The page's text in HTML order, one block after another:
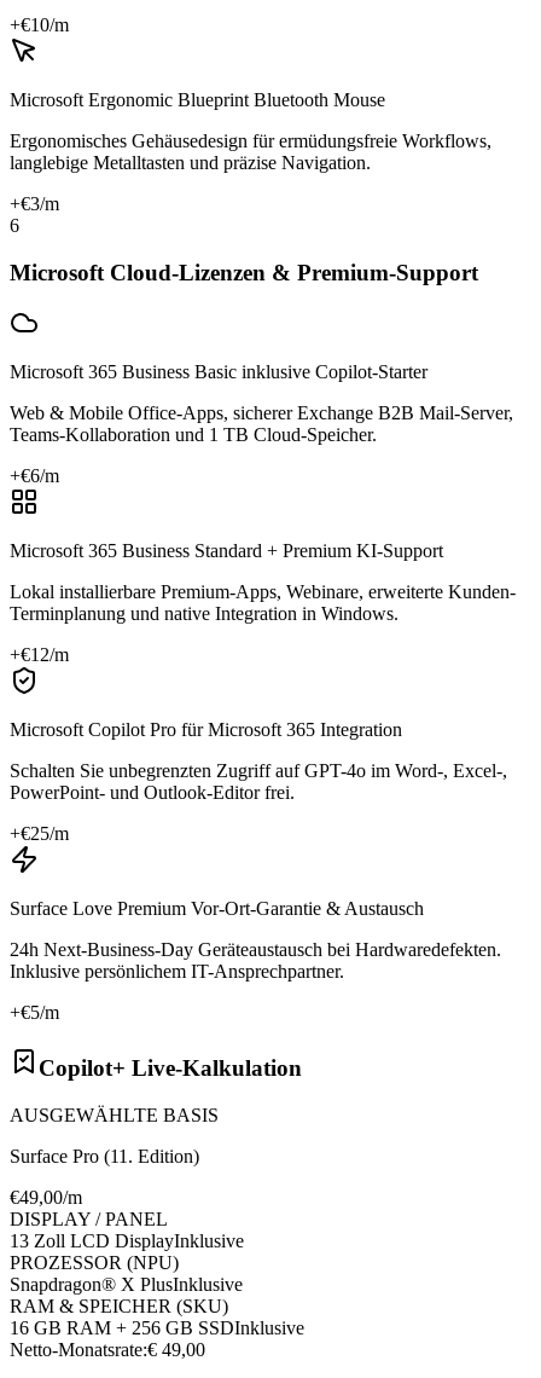
+€10/m
Microsoft Ergonomic Blueprint Bluetooth Mouse
Ergonomisches Gehäusedesign für ermüdungsfreie Workflows,
langlebige Metalltasten und präzise Navigation.
+€3/m
6
Microsoft Cloud-Lizenzen & Premium-Support
Microsoft 365 Business Basic inklusive Copilot-Starter
Web & Mobile Office-Apps, sicherer Exchange B2B Mail-Server,
Teams-Kollaboration und 1 TB Cloud-Speicher.
+€6/m
Microsoft 365 Business Standard + Premium KI-Support
Lokal installierbare Premium-Apps, Webinare, erweiterte Kunden-
Terminplanung und native Integration in Windows.
+€12/m
Microsoft Copilot Pro für Microsoft 365 Integration
Schalten Sie unbegrenzten Zugriff auf GPT-4o im Word-, Excel-,
PowerPoint- und Outlook-Editor frei.
+€25/m
Surface Love Premium Vor-Ort-Garantie & Austausch
24h Next-Business-Day Geräteaustausch bei Hardwaredefekten.
Inklusive persönlichem IT-Ansprechpartner.
+€5/m
Copilot+ Live-Kalkulation
AUSGEWÄHLTE BASIS
Surface Pro (11. Edition)
€49,00/m
DISPLAY / PANEL
13 Zoll LCD DisplayInklusive
PROZESSOR (NPU)
Snapdragon® X PlusInklusive
RAM & SPEICHER (SKU)
16 GB RAM + 256 GB SSDInklusive
Netto-Monatsrate:€ 49,00